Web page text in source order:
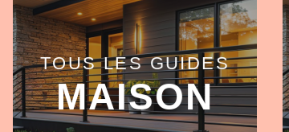
TOUS LES GUIDES
MAISON
EN SAVOIR +